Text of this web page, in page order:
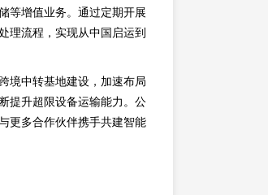
等增值业务。通过定期开展
理流程，实现从中国启运到
境中转基地建设，加速布局
提升超限设备运输能力。公
更多合作伙伴携手共建智能